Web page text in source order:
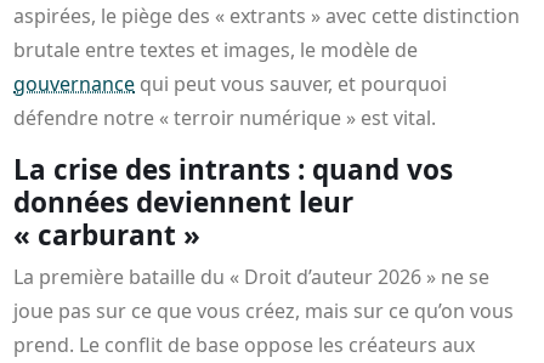
aspirées, le piège des « extrants » avec cette distinction
brutale entre textes et images, le modèle de
gouvernance qui peut vous sauver, et pourquoi
défendre notre « terroir numérique » est vital.
La crise des intrants : quand vos
données deviennent leur
« carburant »
La première bataille du « Droit d’auteur 2026 » ne se
joue pas sur ce que vous créez, mais sur ce qu’on vous
prend. Le conflit de base oppose les créateurs aux